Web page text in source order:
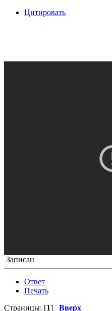
Цитировать
Записан
Ответ
Печать
Страницы: [1] Вверх